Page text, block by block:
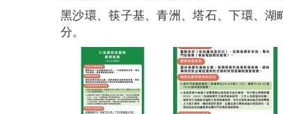
黑沙環、筷子基、青洲、塔石、下環、
分。